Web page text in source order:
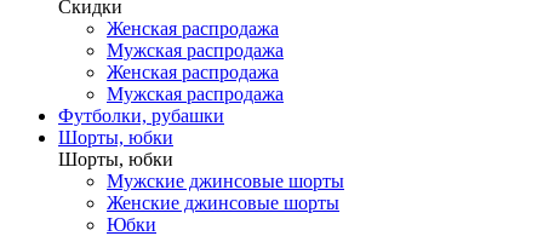
Скидки
Женская распродажа
Мужская распродажа
Женская распродажа
Мужская распродажа
Футболки, рубашки
Шорты, юбки
Шорты, юбки
Мужские джинсовые шорты
Женские джинсовые шорты
Юбки